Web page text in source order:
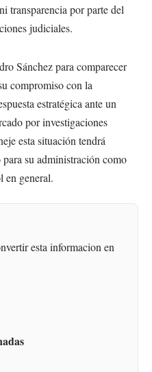
transparencia por parte del
judiciales.
Sánchez para comparecer
compromiso con la
estratégica ante un
por investigaciones
esta situación tendrá
su administración como
en general.
esta informacion en